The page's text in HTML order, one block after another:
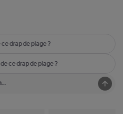
drap de plage ?
ce drap de plage ?